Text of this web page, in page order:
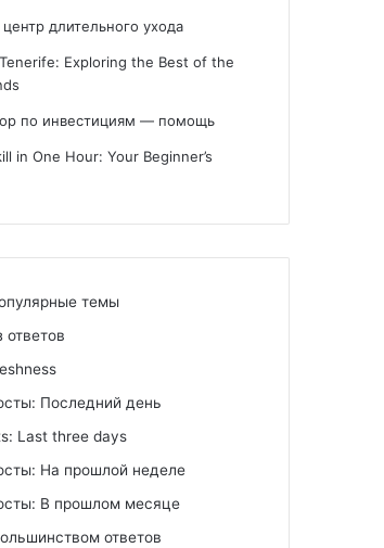
длительного ухода
Exploring the Best of the
по инвестициям — помощь
in One Hour: Your Beginner’s
темы
Последний день
Last three days
На прошлой неделе
В прошлом месяце
ответов